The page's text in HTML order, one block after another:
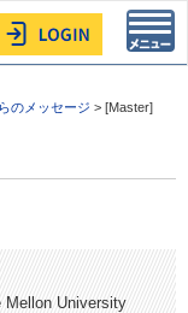
のメッセージ > [Master]
Mellon University